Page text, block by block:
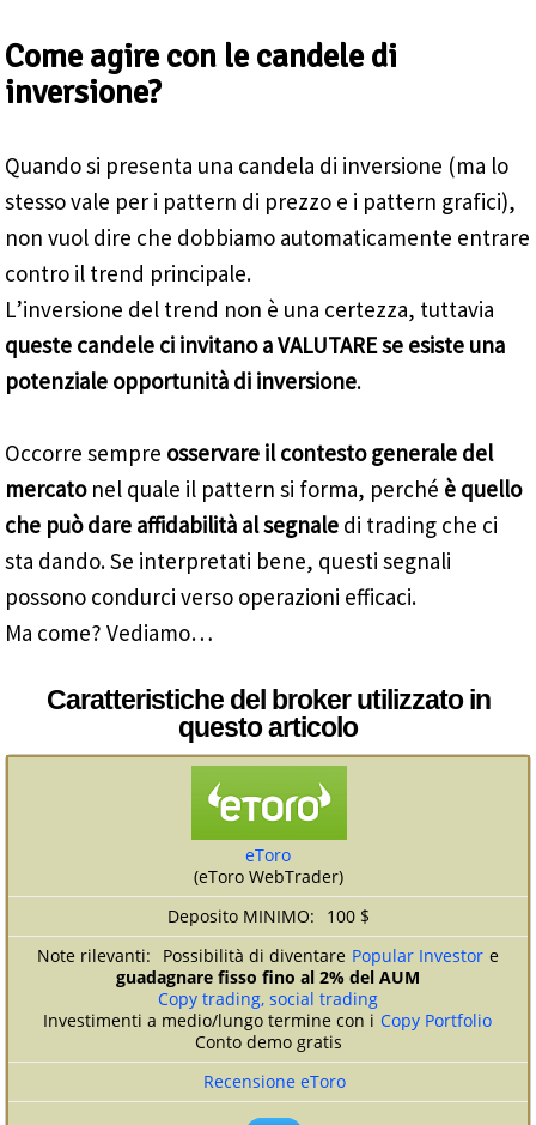
Come agire con le candele di
inversione?
Quando si presenta una candela di inversione (ma lo
stesso vale per i pattern di prezzo e i pattern grafici),
non vuol dire che dobbiamo automaticamente entrare
contro il trend principale.
L’inversione del trend non è una certezza, tuttavia
queste candele ci invitano a VALUTARE se esiste una
potenziale opportunità di inversione.
Occorre sempre osservare il contesto generale del
mercatonel quale il pattern si forma, perché è quello
che può dare affidabilità al segnale di trading che ci
sta dando. Se interpretati bene, questi segnali
possono condurci verso operazioni efficaci.
Ma come? Vediamo…
Caratteristiche del broker utilizzato in
questo articolo
eToro
(eToro WebTrader)
100 $
Possibilità di diventare Popular Investor e
guadagnare fisso fino al 2% del AUM
Copy trading, social trading
Investimenti a medio/lungo termine con i Copy Portfolio
Conto demo gratis
Recensione eToro